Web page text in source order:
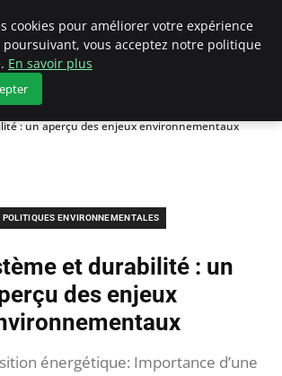
: un aperçu des enjeux environnementaux
POLITIQUES ENVIRONNEMENTALES
et durabilité : un
des enjeux
énergétique: Importance d’une
cookies pour améliorer votre expérience
poursuivant, vous acceptez notre politique
En savoir plus